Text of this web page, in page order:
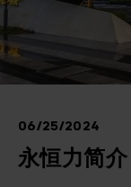
06/25/2024
永恒力简介